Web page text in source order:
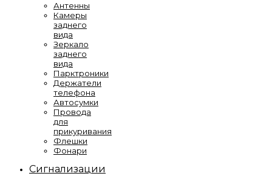
Антенны
Камеры
заднего
вида
Зеркало
заднего
вида
Парктроники
Держатели
телефона
Автосумки
Провода
для
прикуривания
Флешки
Фонари
Сигнализации